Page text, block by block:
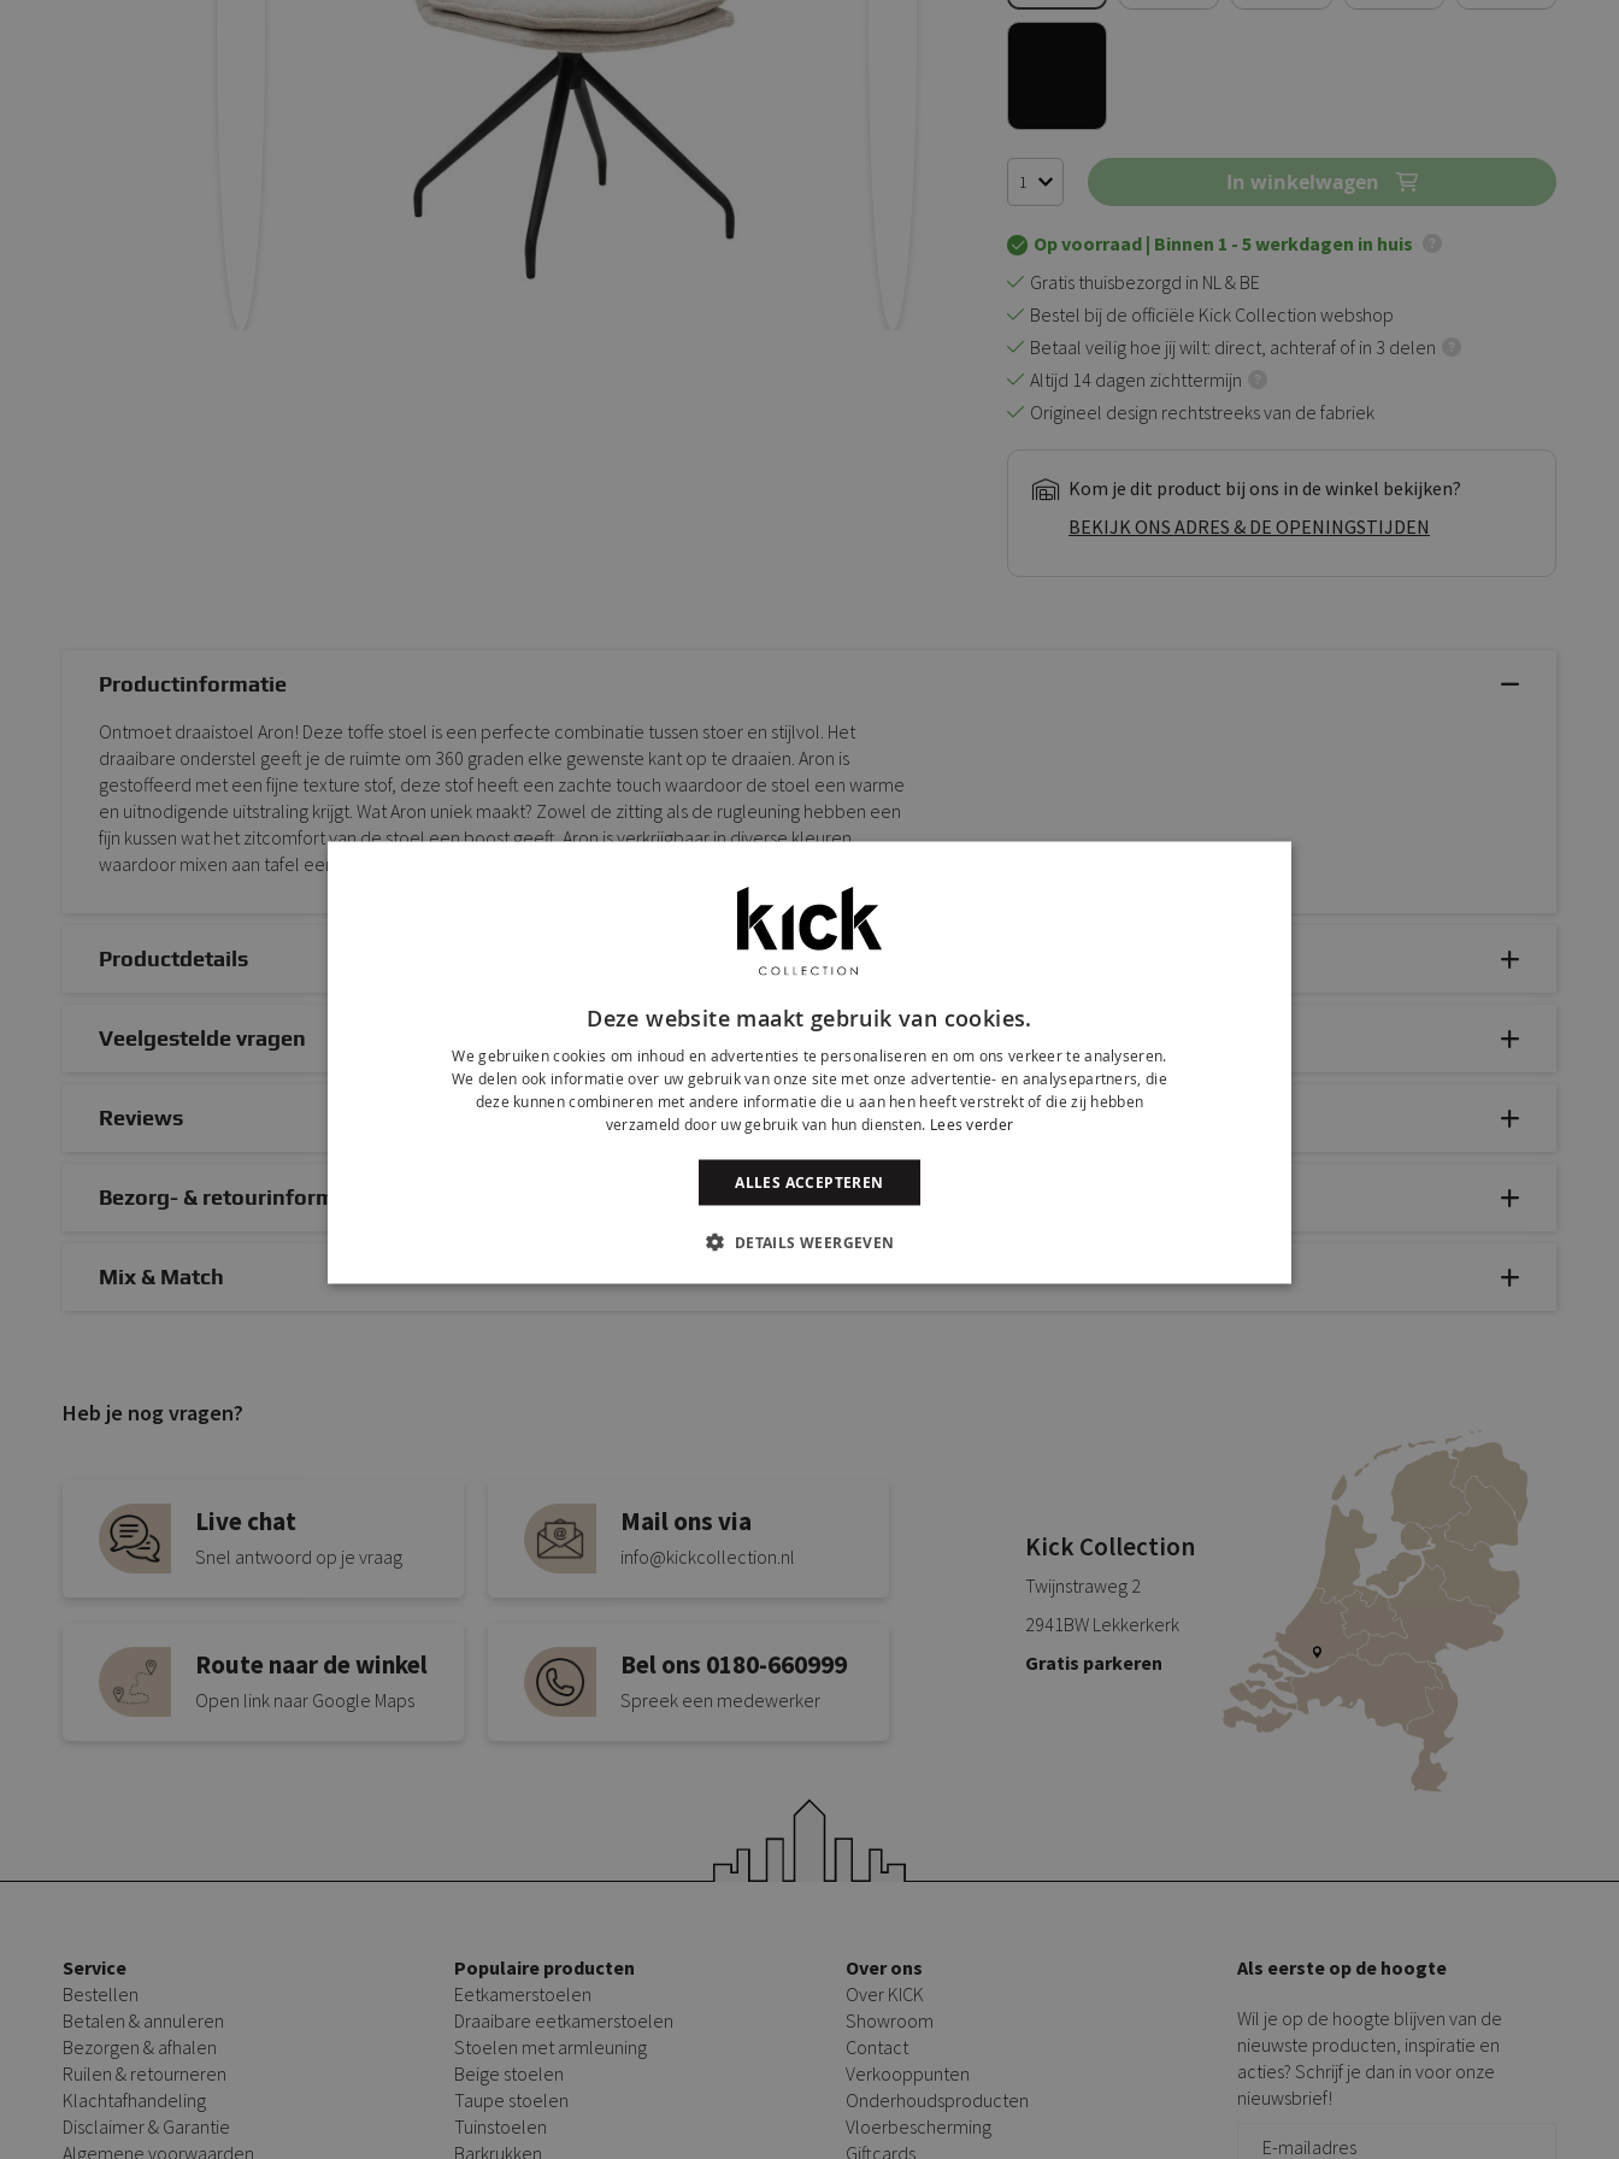
In winkelwagen
Op voorraad | Binnen 1 - 5 werkdagen in huis
Gratis thuisbezorgd in NL & BE
Bestel bij de officiële Kick Collection webshop
Betaal veilig hoe jij wilt: direct, achteraf of in 3 delen
Altijd 14 dagen zichttermijn
Origineel design rechtstreeks van de fabriek
Kom je dit product bij ons in de winkel bekijken?
BEKIJK ONS ADRES & DE OPENINGSTIJDEN
Productinformatie
Ontmoet draaistoel Aron! Deze toffe stoel is een perfecte combinatie tussen stoer en stijlvol. Het
draaibare onderstel geeft je de ruimte om 360 graden elke gewenste kant op te draaien. Aron is
gestoffeerd met een fijne texture stof, deze stof heeft een zachte touch waardoor de stoel een warme
en uitnodigende uitstraling krijgt. Wat Aron uniek maakt? Zowel de zitting als de rugleuning hebben een
fijn kussen wat het zitcomfort van de stoel een boost geeft. Aron is verkrijgbaar in diverse kleuren
waardoor mixen aan tafel een feestje wordt!
Productdetails
Veelgestelde vragen
Reviews
Bezorg- & retourinformatie
Mix & Match
Heb je nog vragen?
Live chat
Snel antwoord op je vraag
Mail ons via
info@kickcollection.nl
Route naar de winkel
Open link naar Google Maps
Bel ons 0180-660999
Spreek een medewerker
Kick Collection
Twijnstraweg 2
2941BW Lekkerkerk
Gratis parkeren
Service
Bestellen
Betalen & annuleren
Bezorgen & afhalen
Ruilen & retourneren
Klachtafhandeling
Disclaimer & Garantie
Algemene voorwaarden
Populaire producten
Eetkamerstoelen
Draaibare eetkamerstoelen
Stoelen met armleuning
Beige stoelen
Taupe stoelen
Tuinstoelen
Barkrukken
Over ons
Over KICK
Showroom
Contact
Verkooppunten
Onderhoudsproducten
Vloerbescherming
Giftcards
Als eerste op de hoogte
Wil je op de hoogte blijven van de
nieuwste producten, inspiratie en
acties? Schrijf je dan in voor onze
nieuwsbrief!
Deze website maakt gebruik van cookies.
We gebruiken cookies om inhoud en advertenties te personaliseren en om ons verkeer te analyseren.
We delen ook informatie over uw gebruik van onze site met onze advertentie- en analysepartners, die
deze kunnen combineren met andere informatie die u aan hen heeft verstrekt of die zij hebben
verzameld door uw gebruik van hun diensten. Lees verder
ALLES ACCEPTEREN
DETAILS WEERGEVEN